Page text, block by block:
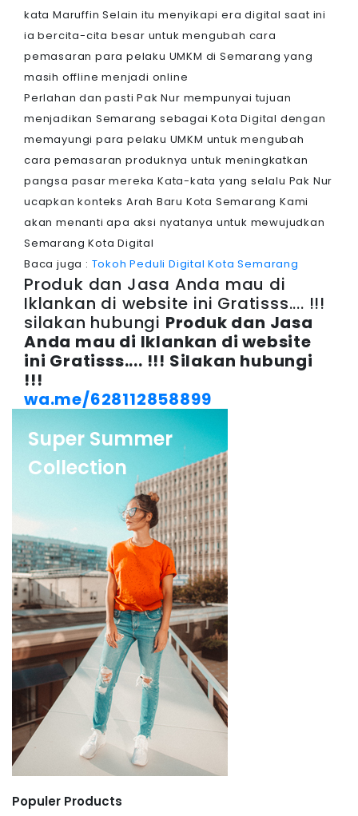
kata Maruffin Selain itu menyikapi era digital saat ini
ia bercita-cita besar untuk mengubah cara
pemasaran para pelaku UMKM di Semarang yang
masih offline menjadi online
Perlahan dan pasti Pak Nur mempunyai tujuan
menjadikan Semarang sebagai Kota Digital dengan
memayungi para pelaku UMKM untuk mengubah
cara pemasaran produknya untuk meningkatkan
pangsa pasar mereka Kata-kata yang selalu Pak Nur
ucapkan konteks Arah Baru Kota Semarang Kami
akan menanti apa aksi nyatanya untuk mewujudkan
Semarang Kota Digital
Baca juga : Tokoh Peduli Digital Kota Semarang
Produk dan Jasa Anda mau di
Iklankan di website ini Gratisss.... !!!
silakan hubungi Produk dan Jasa
Anda mau di Iklankan di website
ini Gratisss.... !!! Silakan hubungi
!!!
wa.me/628112858899
Super Summer
Collection
Populer Products